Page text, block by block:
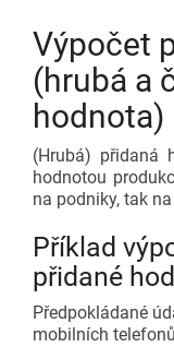
Výpočet
(hrubá a
hodnota)
(Hrubá) přidaná
hodnotou
na podniky, tak
Příklad
přidané
Předpokládané
mobilních